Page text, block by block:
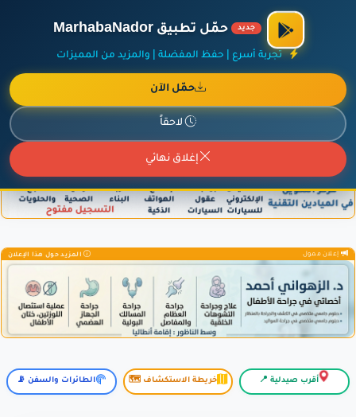
الراعي الرسمي لمنصة مرحباناظور،
أضف نشاطك مجاناً| آخر الإضافات|
جديد حمّل تطبيق MarhabaNador
تجربة أسرع | حفظ المفضلة | والمزيد من المميزات
حمّل الآن
لاحقاً
إغلاق نهائي
المزيد حول هذا الإعلان
إعلان ممول المزيد حول هذا الإعلان
أقرب صيدلية 📍 خريطة الاستكشاف 🗺️ الطائرات والسفن 📡